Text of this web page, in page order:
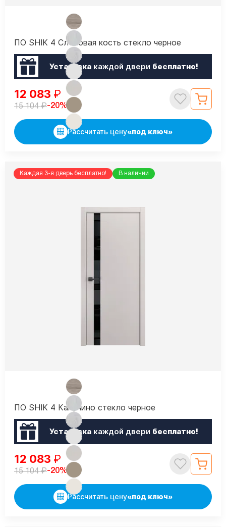
ПО SHIK 4 Слоновая кость стекло черное
Установкакаждой двери бесплатно!
12 083 ₽
15 104₽-20%
Рассчитать цену«под ключ»
Каждая 3-я дверь бесплатно! В наличии
ПО SHIK 4 Капучино стекло черное
Установкакаждой двери бесплатно!
12 083 ₽
15 104₽-20%
Рассчитать цену«под ключ»